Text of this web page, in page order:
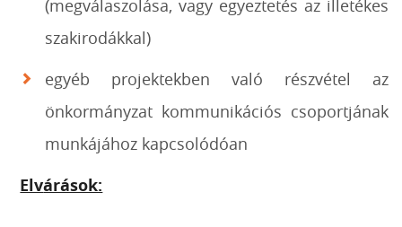
(megválaszolása, vagy egyeztetés az illetékes
szakirodákkal)
egyéb projektekben való részvétel az
önkormányzat kommunikációs csoportjának
munkájához kapcsolódóan
Elvárások: